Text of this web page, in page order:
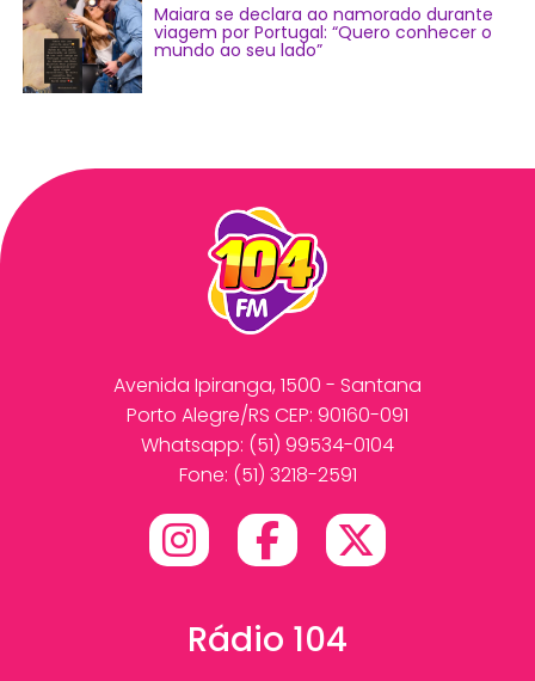
Maiara se declara ao namorado durante
viagem por Portugal: “Quero conhecer o
mundo ao seu lado”
Avenida Ipiranga, 1500 - Santana
Porto Alegre/RS CEP: 90160-091
Whatsapp: (51) 99534-0104
Fone: (51) 3218-2591
Rádio 104